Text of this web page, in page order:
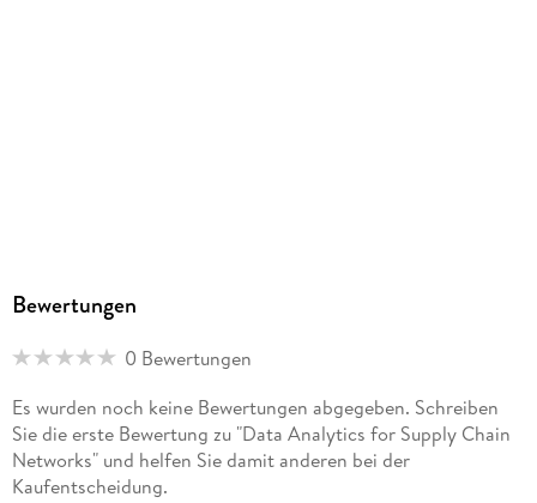
Bewertungen
0 Bewertungen
Es wurden noch keine Bewertungen abgegeben. Schreiben
Sie die erste Bewertung zu "Data Analytics for Supply Chain
Networks" und helfen Sie damit anderen bei der
Kaufentscheidung.